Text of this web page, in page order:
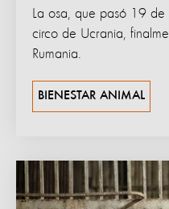
La osa, que pasó 19
circo de Ucrania,
Rumania.
BIENESTAR ANIMAL